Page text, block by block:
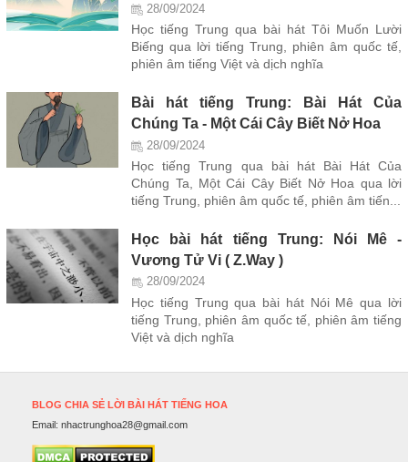
28/09/2024
Học tiếng Trung qua bài hát Tôi Muốn Lười
Biếng qua lời tiếng Trung, phiên âm quốc tế,
phiên âm tiếng Việt và dịch nghĩa
Bài hát tiếng Trung: Bài Hát Của
Chúng Ta - Một Cái Cây Biết Nở Hoa
28/09/2024
Học tiếng Trung qua bài hát Bài Hát Của
Chúng Ta, Một Cái Cây Biết Nở Hoa qua lời
tiếng Trung, phiên âm quốc tế, phiên âm tiến...
Học bài hát tiếng Trung: Nói Mê -
Vương Tử Vi ( Z.Way )
28/09/2024
Học tiếng Trung qua bài hát Nói Mê qua lời
tiếng Trung, phiên âm quốc tế, phiên âm tiếng
Việt và dịch nghĩa
BLOG CHIA SẺ LỜI BÀI HÁT TIẾNG HOA
Email: nhactrunghoa28@gmail.com